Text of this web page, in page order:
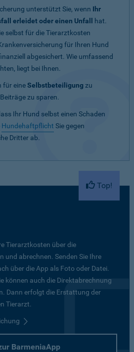
unterstützt Sie, wenn Ihr
erleidet oder einen Unfall
hat.
selbst für die Tierarztkosten
für Ihren Hund
abgesichert. Wie umfassend
liegt bei Ihnen.
für eineSelbstbeteiligung zu
zu sparen.
Ihr Hund selbst einen Schaden
Hundehaftpflicht Sie gegen
Dritter ab.
Top!
Tierarztkosten über die
und abrechnen. Senden Sie Ihre
über die App als Foto oder Datei.
können auch die Direktabrechnung
Dann erfolgt die Erstattung der
Tierarzt.
BarmeniaApp